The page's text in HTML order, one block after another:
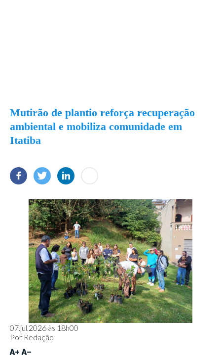
Mutirão de plantio reforça recuperação
ambiental e mobiliza comunidade em
Itatiba
07.jul.2026 às 18h00
Por Redação